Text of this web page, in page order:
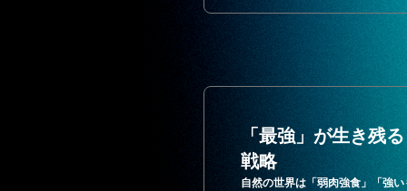
「最強」が生き残
戦略
自然の世界は「弱肉強食」「強